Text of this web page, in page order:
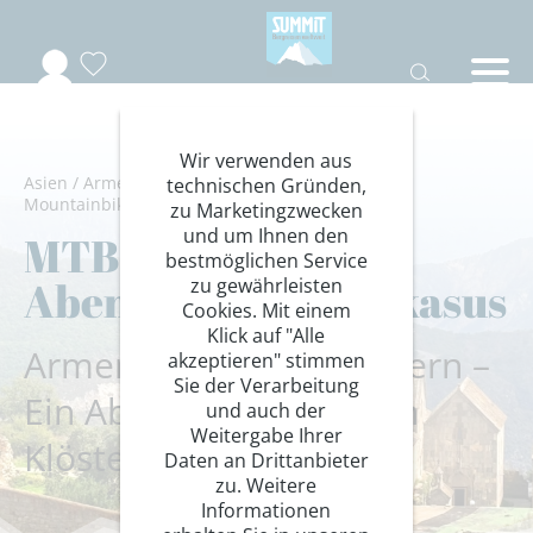
Asien / Armenien /Kaukasus/Kaukasus/
Mountainbike
MTB Armenien:
Abenteuer im Kaukasus
Armenien auf zwei Rädern –
Ein Abenteuer zwischen
Klöstern und Bergen
Wir verwenden aus
technischen Gründen,
zu Marketingzwecken
und um Ihnen den
bestmöglichen Service
zu gewährleisten
Cookies. Mit einem
Klick auf "Alle
akzeptieren" stimmen
Sie der Verarbeitung
und auch der
Weitergabe Ihrer
Daten an Drittanbieter
zu. Weitere
Informationen